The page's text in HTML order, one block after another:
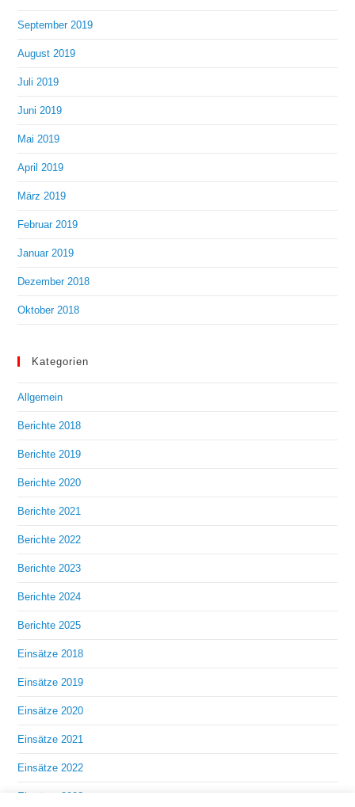
September 2019
August 2019
Juli 2019
Juni 2019
Mai 2019
April 2019
März 2019
Februar 2019
Januar 2019
Dezember 2018
Oktober 2018
Kategorien
Allgemein
Berichte 2018
Berichte 2019
Berichte 2020
Berichte 2021
Berichte 2022
Berichte 2023
Berichte 2024
Berichte 2025
Einsätze 2018
Einsätze 2019
Einsätze 2020
Einsätze 2021
Einsätze 2022
Einsätze 2023